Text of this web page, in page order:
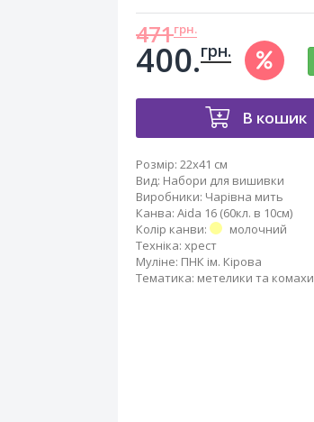
471грн.
400.грн.
В кошик
Розмір: 22x41 см
Вид: Набори для вишивки
Виробники: Чарівна мить
Канва: Aida 16 (60кл. в 10см)
Колір канви:
молочний
Техніка: хрест
Муліне: ПНК ім. Кірова
Тематика: метелики та комахи